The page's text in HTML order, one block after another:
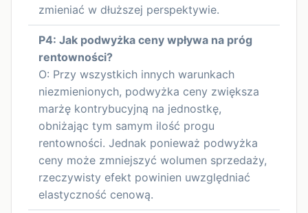
zmieniać w dłuższej perspektywie.
P4: Jak podwyżka ceny wpływa na próg
rentowności?
O: Przy wszystkich innych warunkach
niezmienionych, podwyżka ceny zwiększa
marżę kontrybucyjną na jednostkę,
obniżając tym samym ilość progu
rentowności. Jednak ponieważ podwyżka
ceny może zmniejszyć wolumen sprzedaży,
rzeczywisty efekt powinien uwzględniać
elastyczność cenową.